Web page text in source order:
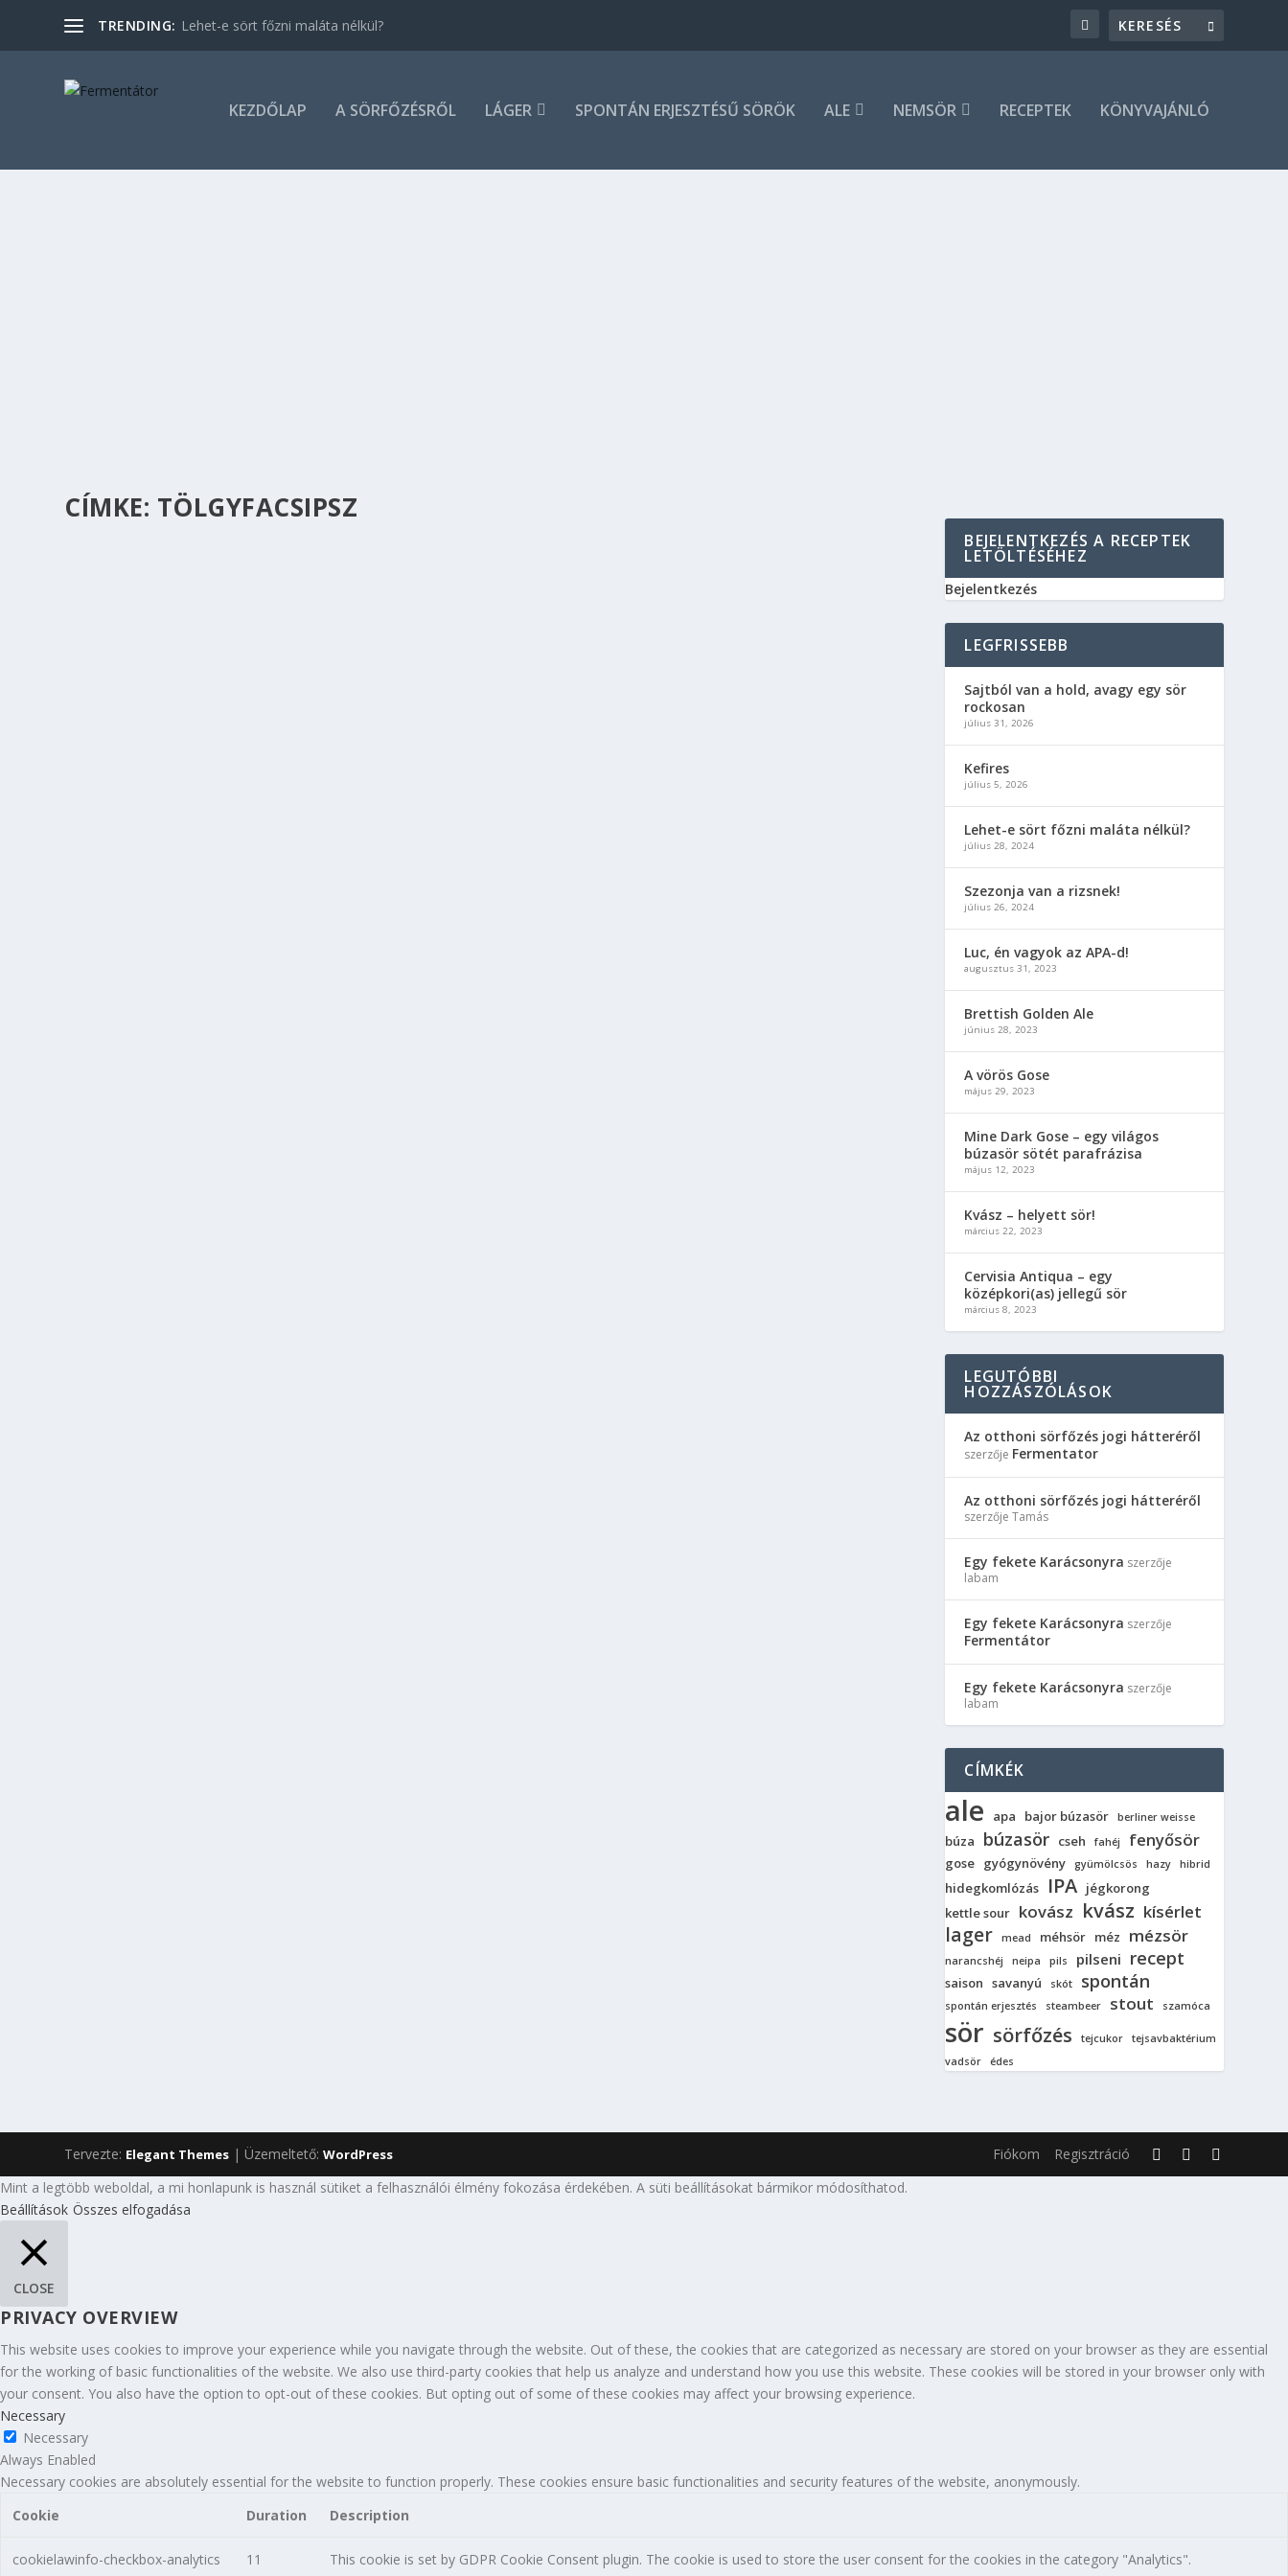
TRENDING: Lehet-e sört főzni maláta nélkül?
KEZDŐLAP A SÖRFŐZÉSRŐL LÁGER SPONTÁN ERJESZTÉSŰ SÖRÖK ALE NEMSÖR RECEPTEK KÖNYVAJÁNLÓ
CÍMKE: TÖLGYFACSIPSZ
BEJELENTKEZÉS A RECEPTEK
LETÖLTÉSÉHEZ
Bejelentkezés
LEGFRISSEBB
Sajtból van a hold, avagy egy sör
rockosan
július 31, 2026
Kefires
július 5, 2026
Lehet-e sört főzni maláta nélkül?
július 28, 2024
Szezonja van a rizsnek!
július 26, 2024
Luc, én vagyok az APA-d!
augusztus 31, 2023
Brettish Golden Ale
június 28, 2023
A vörös Gose
május 29, 2023
Mine Dark Gose – egy világos
búzasör sötét parafrázisa
május 12, 2023
Kvász – helyett sör!
március 22, 2023
Cervisia Antiqua – egy
középkori(as) jellegű sör
március 8, 2023
LEGUTÓBBI
HOZZÁSZÓLÁSOK
Az otthoni sörfőzés jogi hátteréről
szerzője Fermentator
Az otthoni sörfőzés jogi hátteréről
szerzőjeTamás
Egy fekete Karácsonyra szerzője
labam
Egy fekete Karácsonyra szerzője
Fermentátor
Egy fekete Karácsonyra szerzője
labam
CÍMKÉK
ale apa bajor búzasör berliner weisse
búza búzasör cseh fahéj fenyősör
gose gyógynövény gyümölcsös hazy hibrid
hidegkomlózás IPA jégkorong
kettle sour kovász kvász kísérlet
lager mead méhsör méz mézsör
narancshéj neipa pils pilseni recept
saison savanyú skót spontán
spontán erjesztés steambeer stout szamóca
sör sörfőzés tejcukor
tejsavbaktérium
vadsör
édes
Tervezte: Elegant Themes | Üzemeltető:WordPress Fiókom
Regisztráció
Mint a legtöbb weboldal, a mi honlapunk is használ sütiket a felhasználói élmény fokozása érdekében. A süti beállításokat bármikor módosíthatod.
Beállítások Összes elfogadása
CLOSE
PRIVACY OVERVIEW
This website uses cookies to improve your experience while you navigate through the website. Out of these, the cookies that are categorized as necessary are stored on your browser as they are essential
for the working of basic functionalities of the website. We also use third-party cookies that help us analyze and understand how you use this website. These cookies will be stored in your browser only with
your consent. You also have the option to opt-out of these cookies. But opting out of some of these cookies may affect your browsing experience.
Necessary
Necessary
Always Enabled
Necessary cookies are absolutely essential for the website to function properly. These cookies ensure basic functionalities and security features of the website, anonymously.
Cookie
Duration Description
cookielawinfo-checkbox-analytics
11
This cookie is set by GDPR Cookie Consent plugin. The cookie is used to store the user consent for the cookies in the category "Analytics".